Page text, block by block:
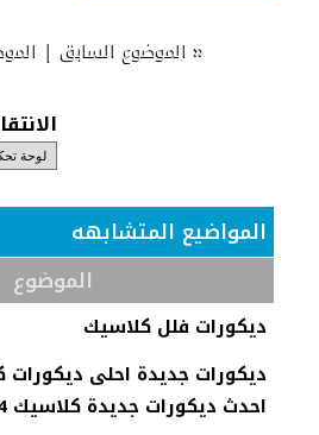
« الموضوع السابق|
المواضيع المتشابهه
الموضوع
ديكورات فلل كلاسيك
ديكورات جديدة احلى
احدث ديكورات جديدة كلاسيك 2014